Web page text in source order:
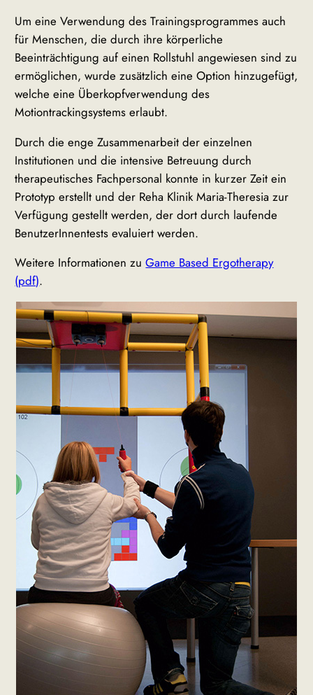
Um eine Verwendung des Trainingsprogrammes auch
für Menschen, die durch ihre körperliche
Beeinträchtigung auf einen Rollstuhl angewiesen sind zu
ermöglichen, wurde zusätzlich eine Option hinzugefügt,
welche eine Überkopfverwendung des
Motiontrackingsystems erlaubt.
Durch die enge Zusammenarbeit der einzelnen
Institutionen und die intensive Betreuung durch
therapeutisches Fachpersonal konnte in kurzer Zeit ein
Prototyp erstellt und der Reha Klinik Maria-Theresia zur
Verfügung gestellt werden, der dort durch laufende
BenutzerInnentests evaluiert werden.
Weitere Informationen zuGame Based Ergotherapy
(pdf).